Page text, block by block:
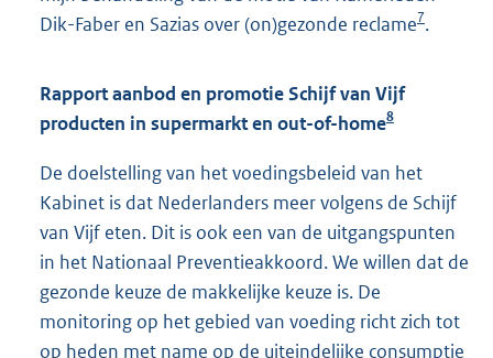
Dik-Faber en Sazias over (on)gezonde reclame7.
Rapport aanbod en promotie Schijf van Vijf
producten in supermarkt en out-of-home8
De doelstelling van het voedingsbeleid van het
Kabinet is dat Nederlanders meer volgens de Schijf
van Vijf eten. Dit is ook een van de uitgangspunten
in het Nationaal Preventieakkoord. We willen dat de
gezonde keuze de makkelijke keuze is. De
monitoring op het gebied van voeding richt zich tot
op heden met name op de uiteindelijke consumptie